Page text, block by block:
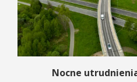
Nocne